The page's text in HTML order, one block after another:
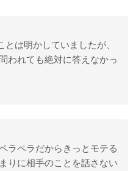
とは明かしていましたが、
われても絶対に答えなかっ
ラペラだからきっとモテる
りに相手のことを話さない